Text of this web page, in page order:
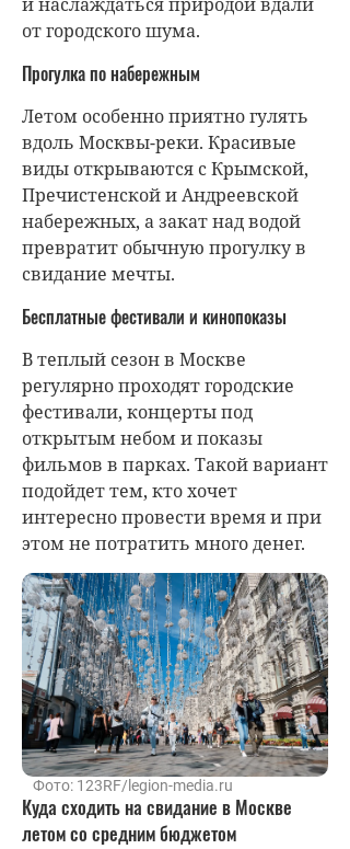
от городского шума.
Прогулка по набережным
Летом особенно приятно гулять
вдоль Москвы-реки. Красивые
виды открываются с Крымской,
Пречистенской и Андреевской
набережных, а закат над водой
превратит обычную прогулку в
свидание мечты.
Бесплатные фестивали и кинопоказы
В теплый сезон в Москве
регулярно проходят городские
фестивали, концерты под
открытым небом и показы
фильмов в парках. Такой вариант
подойдет тем, кто хочет
интересно провести время и при
этом не потратить много денег.
Фото: 123RF/legion-media.ru
Куда сходить на свидание в Москве
летом со средним бюджетом